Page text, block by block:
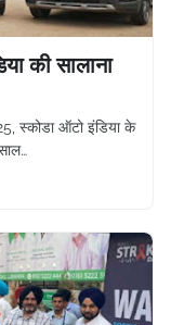
की सालाना
स्‍कोडा ऑटो इंडिया के